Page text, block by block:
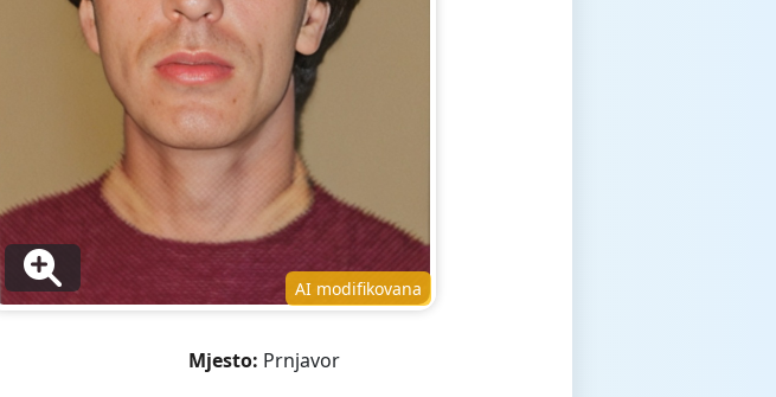
AI modifikovana
Mjesto: Prnjavor